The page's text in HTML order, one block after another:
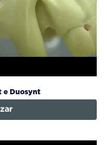
e Duosynt